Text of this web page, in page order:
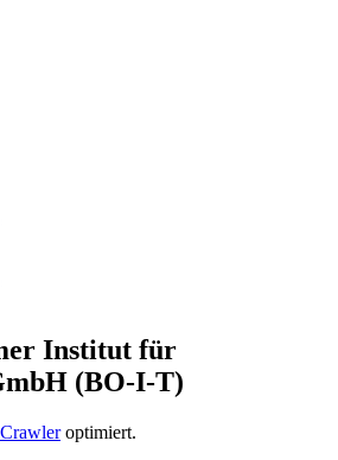
Institut für
(BO-I-T)
optimiert.